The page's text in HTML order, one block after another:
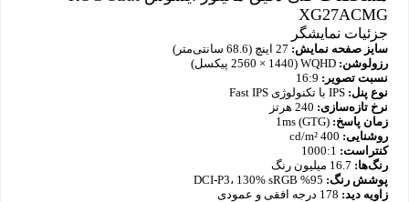
XG27ACMG
جزئیات نمایشگر
سایز صفحه نمایش:
رزولوشن:
نسبت تصویر:
نوع پنل:
نرخ تازه‌سازی:
زمان پاسخ:
روشنایی:
کنتراست:
رنگ‌ها:
پوشش رنگ:
زاویه دید: